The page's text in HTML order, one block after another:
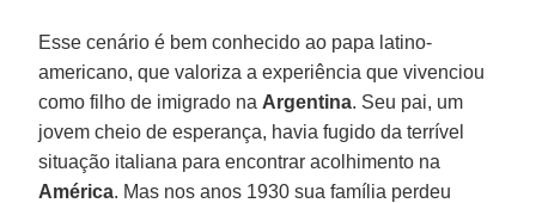
Esse cenário é bem conhecido ao papa latino-
americano, que valoriza a experiência que vivenciou
como filho de imigrado na Argentina. Seu pai, um
jovem cheio de esperança, havia fugido da terrível
situação italiana para encontrar acolhimento na
América. Mas nos anos 1930 sua família perdeu